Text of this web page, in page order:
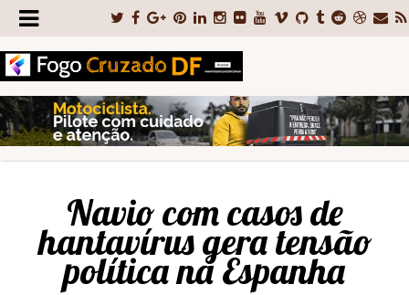
Navio com casos de
hantavírus gera tensão
política na Espanha